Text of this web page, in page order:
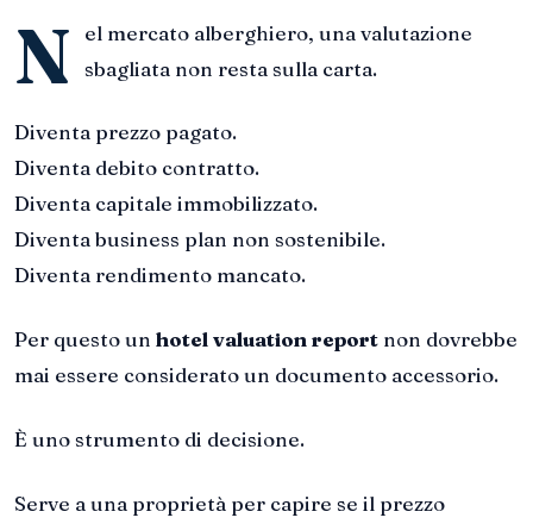
N
el mercato alberghiero, una valutazione
sbagliata non resta sulla carta.
Diventa prezzo pagato.
Diventa debito contratto.
Diventa capitale immobilizzato.
Diventa business plan non sostenibile.
Diventa rendimento mancato.
Per questo un hotel valuation report non dovrebbe
mai essere considerato un documento accessorio.
È uno strumento di decisione.
Serve a una proprietà per capire se il prezzo